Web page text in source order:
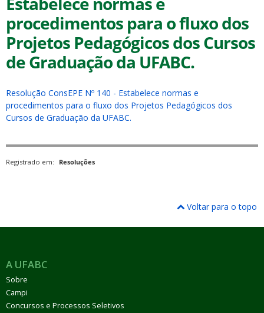
procedimentos para o fluxo dos
Projetos Pedagógicos dos Cursos
de Graduação da UFABC.
Resolução ConsEPE Nº 140 - Estabelece normas e
procedimentos para o fluxo dos Projetos Pedagógicos dos
Cursos de Graduação da UFABC.
Registrado em: Resoluções
Voltar para o topo
A UFABC
Sobre
Campi
Concursos e Processos Seletivos